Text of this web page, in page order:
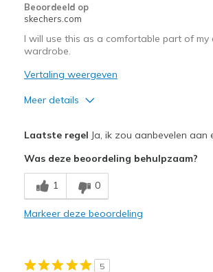
Sizing
Feels true to size
Beoordeeld op
skechers.com
I will use this as a comfortable part of
wardrobe.
Vertaling weergeven
Meer details
Beste toepassingen
Casual Wear
View On Shoes
I'm Into Shoes
Laatste regel Ja, ik zou aanbevelen aan
Was deze beoordeling behulpzaam?
1 0
Markeer deze beoordeling
5